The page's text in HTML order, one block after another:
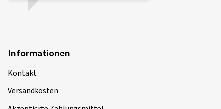
Informationen
Kontakt
Versandkosten